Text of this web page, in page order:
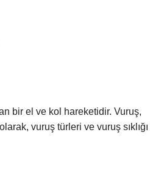
bir el ve kol hareketidir. Vuruş,
vuruş türleri ve vuruş sıklığı